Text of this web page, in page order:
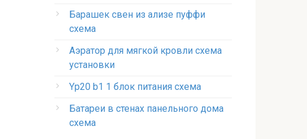
Барашек свен из ализе пуффи
схема
Аэратор для мягкой кровли схема
установки
Yp20 b1 1 блок питания схема
Батареи в стенах панельного дома
схема